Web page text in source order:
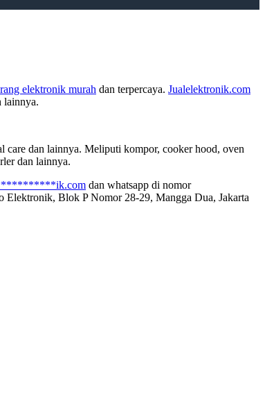
elektronik murah dan terpercaya. Jualelektronik.com
lainnya.
care dan lainnya. Meliputi kompor, cooker hood, oven
dan lainnya.
ik.com dan whatsapp di nomor
Elektronik, Blok P Nomor 28-29, Mangga Dua, Jakarta